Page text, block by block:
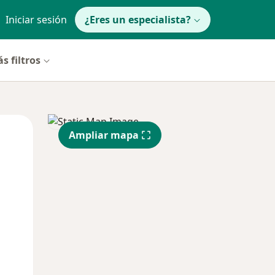
Iniciar sesión ¿Eres un especialista?
filtros
Vie
14 Ago
Sáb
15 Ago
Ampliar mapa